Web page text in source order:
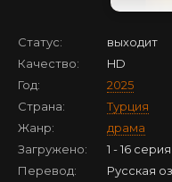
Статус:
выходит
Качество:
HD
Год:
2025
Страна:
Турция
Жанр:
драма
Загружено:
1 - 16 серия
Перевод:
Русская